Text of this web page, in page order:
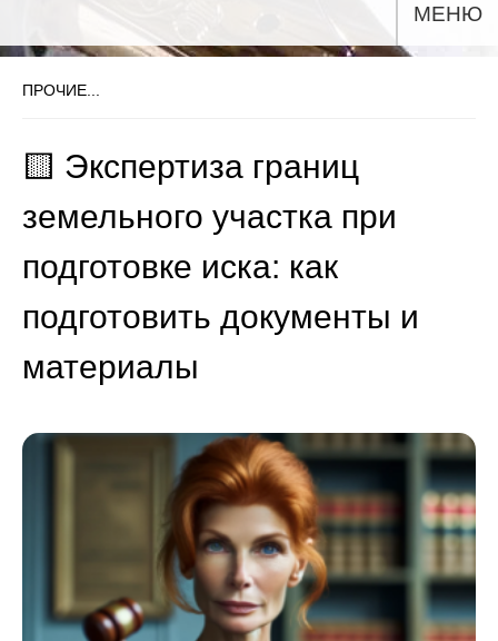
МЕНЮ
ПРОЧИЕ...
🟨 Экспертиза границ
земельного участка при
подготовке иска: как
подготовить документы и
материалы